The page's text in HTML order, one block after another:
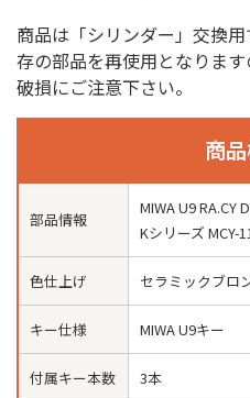
商品は「シリンダー」交換
存の部品を再使用となりま
破損にご注意下さい。
商
部品情報
MIWA U9 RA.CY
Kシリーズ MCY-
色仕上げ セラミックブロ
キー仕様 MIWA U9キー
付属キー本数 3本